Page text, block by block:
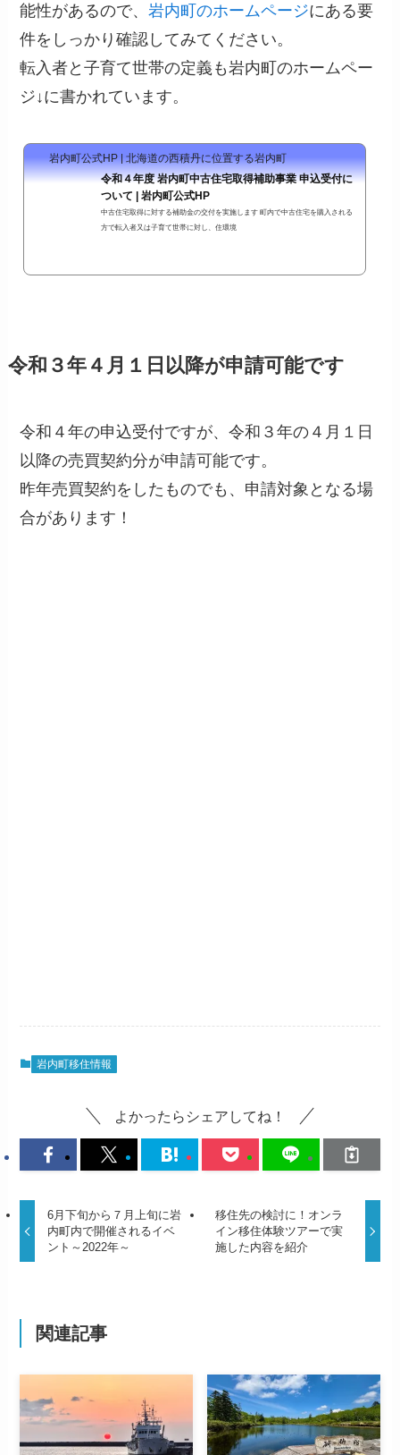
能性があるので、岩内町のホームページにある要
件をしっかり確認してみてください。
転入者と子育て世帯の定義も岩内町のホームペー
ジ↓に書かれています。
岩内町公式HP | 北海道の西積丹に位置する岩内町
令和４年度 岩内町中古住宅取得補助事業 申込受付に
ついて | 岩内町公式HP
中古住宅取得に対する補助金の交付を実施します 町内で中古住宅を購入される
方で転入者又は子育て世帯に対し、住環境
令和３年４月１日以降が申請可能です
令和４年の申込受付ですが、令和３年の４月１日
以降の売買契約分が申請可能です。
昨年売買契約をしたものでも、申請対象となる場
合があります！
岩内町移住情報
よかったらシェアしてね！
6月下旬から７月上旬に岩
内町内で開催されるイベ
ント～2022年～
移住先の検討に！オンラ
イン移住体験ツアーで実
施した内容を紹介
関連記事